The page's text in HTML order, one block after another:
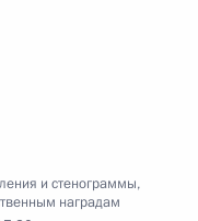
и стенограммы,
наградам